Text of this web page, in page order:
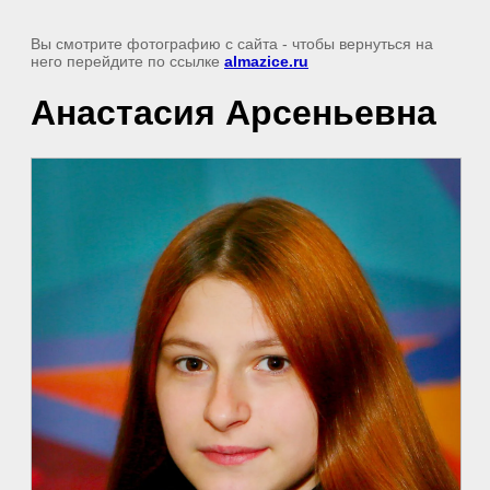
Вы смотрите фотографию с сайта - чтобы вернуться на
него перейдите по ссылке almazice.ru
Анастасия Арсеньевна